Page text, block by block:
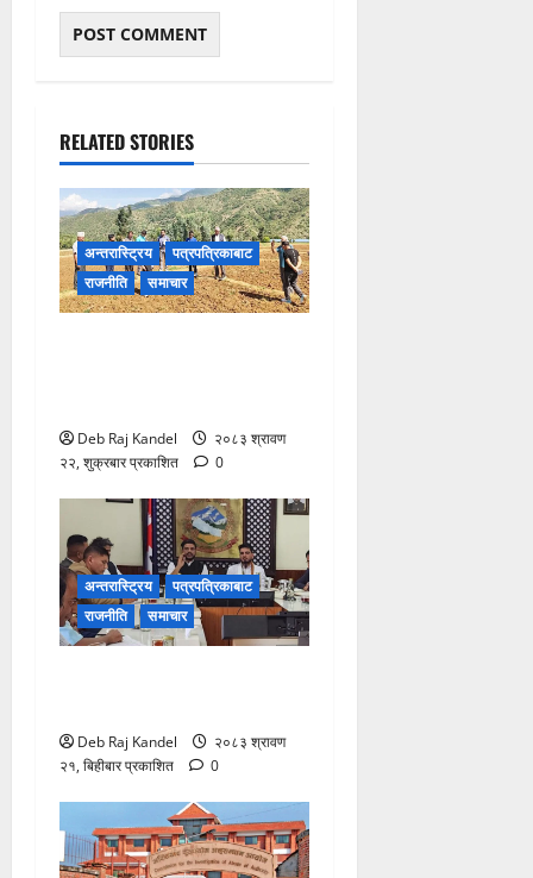
RELATED STORIES
अन्तरास्ट्रिय
पत्रपत्रिकाबाट
राजनीति
समाचार
Deb Raj Kandel
२०८३ श्रावण
२२, शुक्रबार प्रकाशित
0
अन्तरास्ट्रिय
पत्रपत्रिकाबाट
राजनीति
समाचार
Deb Raj Kandel
२०८३ श्रावण
२१, बिहीबार प्रकाशित
0